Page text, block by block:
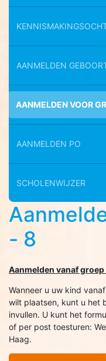
AANMELDEN
AANMELDEN VOOR
AANMELDEN PO
SCHOLENWIJZER
- 8
Aanmelden vanaf groep
Wanneer u uw kind
wilt plaatsen, kunt u het
invullen. U kunt het
of per post toesturen:
Haag.